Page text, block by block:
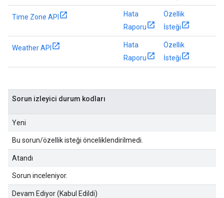
Time Zone API
Hata
Raporu
Özellik
İsteği
Weather API
Hata
Raporu
Özellik
İsteği
Sorun izleyici durum kodları
Yeni
Bu sorun/özellik isteği önceliklendirilmedi.
Atandı
Sorun inceleniyor.
Devam Ediyor (Kabul Edildi)